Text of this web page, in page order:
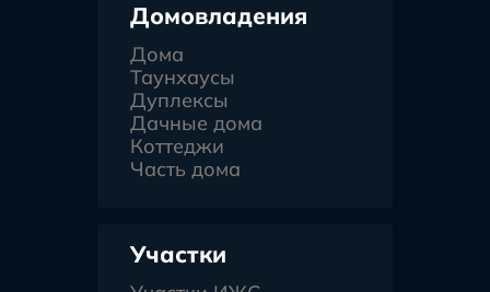
Домовладения
Дома
Таунхаусы
Дуплексы
Дачные дома
Коттеджи
Часть дома
Участки